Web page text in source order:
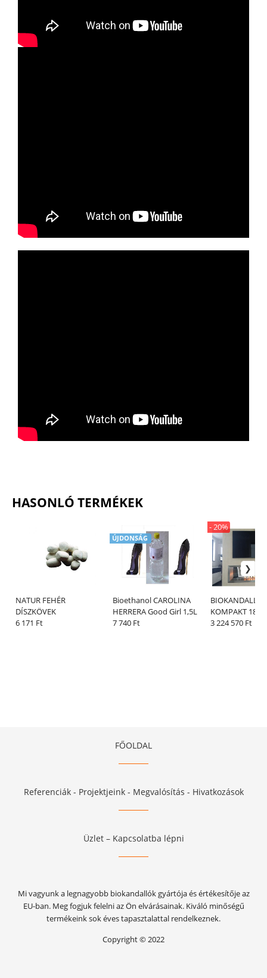
HASONLÓ TERMÉKEK
NATUR FEHÉR
DÍSZKÖVEK
6 171 Ft
Bioethanol CAROLINA
HERRERA Good Girl 1,5L
ÚJDONSÁG
7 740 Ft
BIOKANDALLÓ
KOMPAKT 180 -
COMFORT
- 20%
3 224 570 Ft
FŐOLDAL
Referenciák - Projektjeink - Megvalósítás - Hivatkozások
Üzlet – Kapcsolatba lépni
Mi vagyunk a legnagyobb biokandallók gyártója és értékesítője az
EU-ban. Meg fogjuk felelni az Ön elvárásainak. Kiváló minőségű
termékeink sok éves tapasztalattal rendelkeznek.
Copyright © 2022